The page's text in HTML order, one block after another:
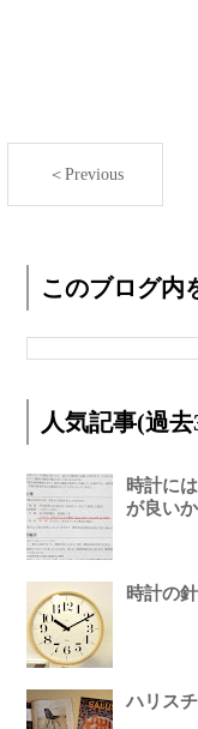
＜Previous
このブログ内
人気記事(過去
時計に
が良いか
時計の
ハリス